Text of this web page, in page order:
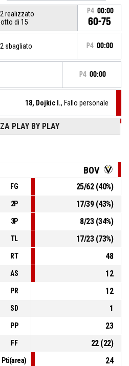
realizzato
di 15
P4 00:00
60-75
sbagliato P4 00:00
P4 00:00
18, Dojkic I., Fallo personale
B. , Tiro libero 2 di 2 realizzato
Segafredo Bologna- avanti di 16
Segafredo Bologna- avanti di 15
P4 00:10
P4 00:10
PLAY BY PLAY
BOV
FG 25/62(40%)
2P 17/39(43%)
3P 8/23(34%)
TL 17/23(73%)
RT
48
AS
12
PR
12
SD
1
PP
23
FF 22(22)
Pti(area)
24